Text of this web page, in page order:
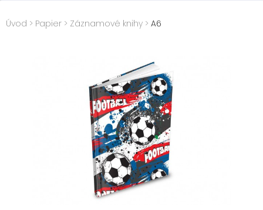
Úvod > Papier > Záznamové knihy > A6